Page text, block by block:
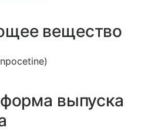
вещество
выпуска